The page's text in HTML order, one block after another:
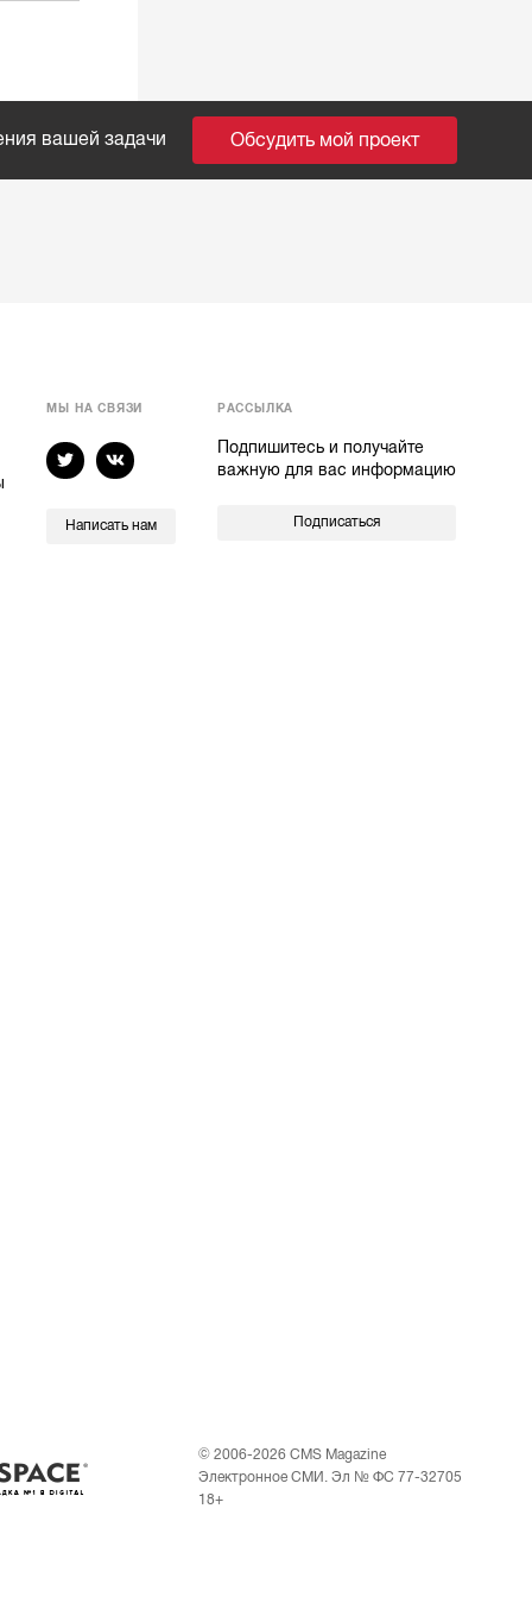
вашей задачи Обсудить мой проект
МЫ НА СВЯЗИ
Написать нам
РАССЫЛКА
Подпишитесь и получайте
важную для вас информацию
Подписаться
© 2006-2026 CMS Magazine
Электронное СМИ. Эл № ФС 77-32705
18+